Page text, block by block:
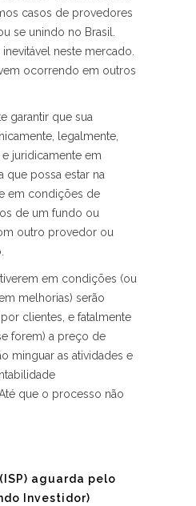
casos de provedores
se unindo no Brasil.
neste mercado.
ocorrendo em outros
garantir que sua
legalmente,
juridicamente em
que possa estar na
em condições de
de um fundo ou
outro provedor ou
em condições (ou
melhorias) serão
clientes, e fatalmente
forem) a preço de
minguar as atividades e
que o processo não
aguarda pelo
Investidor)